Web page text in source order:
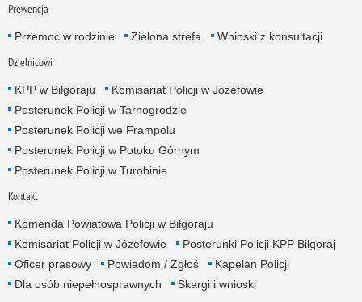
Prewencja
Przemoc w rodzinie Zielona strefa Wnioski z konsultacji
Dzielnicowi
KPP w Biłgoraju
Komisariat Policji w Józefowie
Posterunek Policji w Tarnogrodzie
Posterunek Policji we Frampolu
Posterunek Policji w Potoku Górnym
Posterunek Policji w Turobinie
Kontakt
Komenda Powiatowa Policji w Biłgoraju
Komisariat Policji w Józefowie
Posterunki Policji KPP Biłgoraj
Oficer prasowy
Powiadom / Zgłoś
Kapelan Policji
Dla osób niepełnosprawnych
Skargi i wnioski